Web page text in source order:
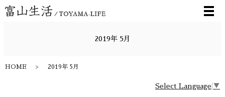
メ
2019年 5月
HOME 2019年 5月
Select Language ▼